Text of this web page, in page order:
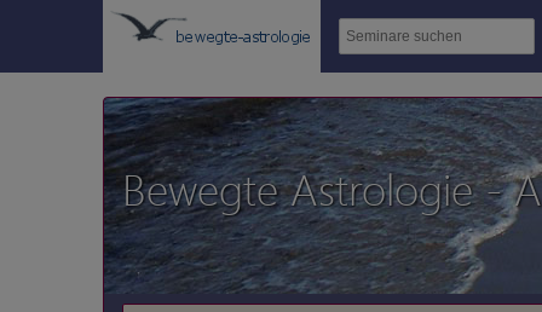
Bewegte Astrologie -